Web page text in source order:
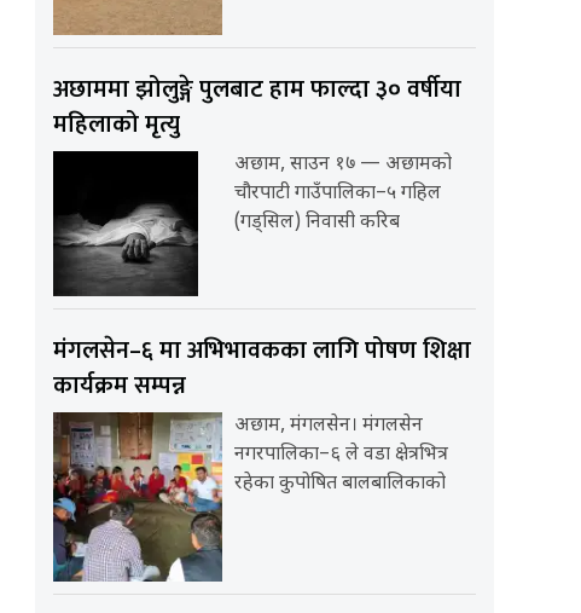
अछाममा झोलुङ्गे पुलबाट हाम फाल्दा ३० वर्षीया
महिलाको मृत्यु
अछाम, साउन १७ — अछामको
चौरपाटी गाउँपालिका–५ गहिल
(गड्सिल) निवासी करिब
मंगलसेन–६ मा अभिभावकका लागि पोषण शिक्षा
कार्यक्रम सम्पन्न
अछाम, मंगलसेन। मंगलसेन
नगरपालिका–६ ले वडा क्षेत्रभित्र
रहेका कुपोषित बालबालिकाको